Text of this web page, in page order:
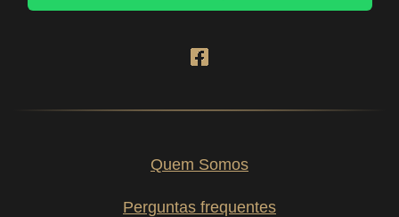
Quem Somos
Perguntas frequentes